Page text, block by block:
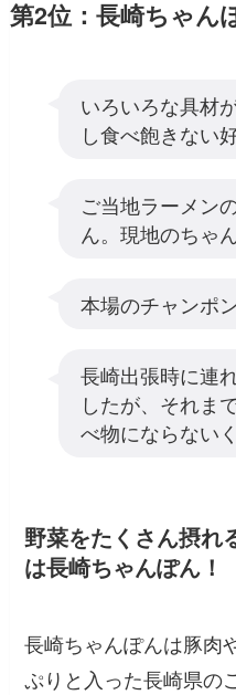
第2位：長崎ちゃん
いろいろな具材
し食べ飽きない
ご当地ラーメン
ん。現地のちゃ
本場のチャンポ
長崎出張時に連
したが、それま
べ物にならない
野菜をたくさん摂れ
は長崎ちゃんぽん！
長崎ちゃんぽんは豚肉
ぷりと入った長崎県の